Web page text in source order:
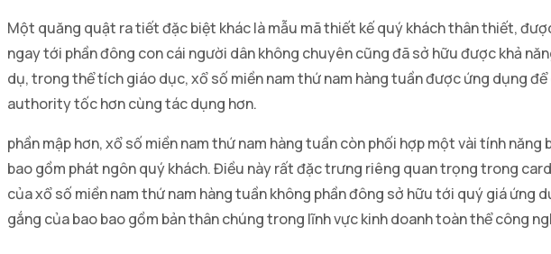
Một quăng quật ra tiết đặc biệt khác là mẫu mã thiết kế quý khách thân thiết,
ngay tới phần đông con cái người dân không chuyên cũng đã sở hữu được khả
dụ, trong thể tích giáo dục, xổ số miền nam thứ nam hàng tuần được ứng dụng
authority tốc hơn cùng tác dụng hơn.
phần mập hơn, xổ số miền nam thứ nam hàng tuần còn phối hợp một vài tính
bao gồm phát ngôn quý khách. Điều này rất đặc trưng riêng quan trọng trong
của xổ số miền nam thứ nam hàng tuần không phần đông sở hữu tới quý giá
gắng của bao bao gồm bản thân chúng trong lĩnh vực kinh doanh toàn thể công